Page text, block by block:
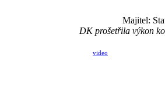
Majitel:
DK prošetřila výkon
video